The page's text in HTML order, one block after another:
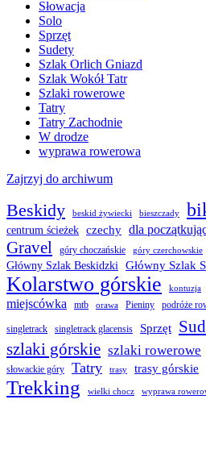
Słowacja
Solo
Sprzęt
Sudety
Szlak Orlich Gniazd
Szlak Wokół Tatr
Szlaki rowerowe
Tatry
Tatry Zachodnie
W drodze
wyprawa rowerowa
Zajrzyj do archiwum
Beskidy beskid żywiecki bieszczady
centrum ścieżek czechy dla
Gravel góry choczańskie góry czerchowskie
Główny Szlak Beskidzki Główny Szlak
Kolarstwo górskie kontuzja
miejscówka mtb orawa Pieniny podróże
singletrack singletrack glacensis Sprzęt
szlaki górskie szlaki rowerowe
słowackie góry Tatry trasy trasy górskie
Trekking wielki chocz wyprawa